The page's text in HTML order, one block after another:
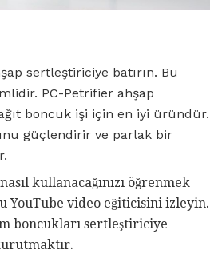
sertleştiriciye batırın. Bu
PC-Petrifier ahşap
boncuk işi için en iyi üründür.
güçlendirir ve parlak bir
kullanacağınızı öğrenmek
YouTube video eğiticisini izleyin.
boncukları sertleştiriciye